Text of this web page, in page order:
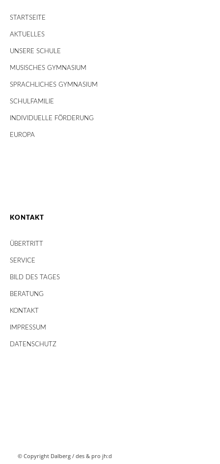
STARTSEITE
AKTUELLES
UNSERE SCHULE
MUSISCHES GYMNASIUM
SPRACHLICHES GYMNASIUM
SCHULFAMILIE
INDIVIDUELLE FÖRDERUNG
EUROPA
KONTAKT
ÜBERTRITT
SERVICE
BILD DES TAGES
BERATUNG
KONTAKT
IMPRESSUM
DATENSCHUTZ
© Copyright Dalberg / des & pro jh:d